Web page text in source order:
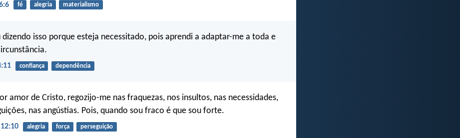
fé alegria materialismo
dizendo isso porque esteja necessitado, pois aprendi a adaptar-me a toda e
confiança dependência
amor de Cristo, regozijo-me nas fraquezas, nos insultos, nas necessidades,
nas angústias. Pois, quando sou fraco é que sou forte.
alegria força perseguição